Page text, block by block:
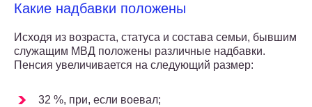
Какие надбавки положены
Исходя из возраста, статуса и состава семьи, бывшим
служащим МВД положены различные надбавки.
Пенсия увеличивается на следующий размер:
32 %, при, если воевал;